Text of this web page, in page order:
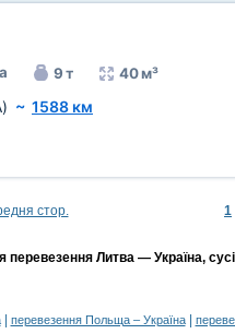
9 т 40 м³
~ 1588 км
стор. 1
Литва — Україна,
| перевезення Польща – Україна|